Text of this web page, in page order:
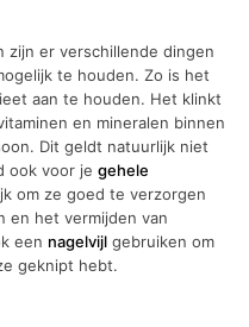
zijn er verschillende dingen
te houden. Zo is het
aan te houden. Het klinkt
en mineralen binnen
Dit geldt natuurlijk niet
ook voor je gehele
om ze goed te verzorgen
en het vermijden van
een nagelvijl gebruiken om
geknipt hebt.